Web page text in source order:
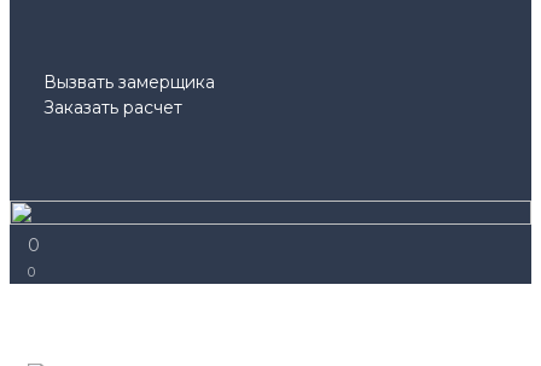
Вызвать замерщика
Заказать расчет
0
0